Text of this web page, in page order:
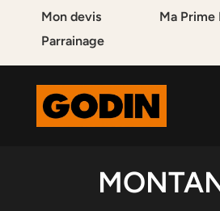
Mon devis
Ma Prime
Parrainage